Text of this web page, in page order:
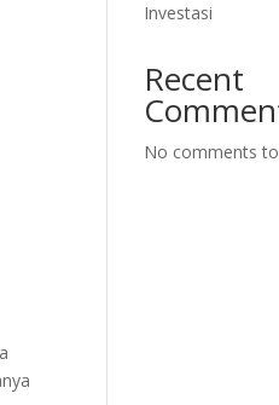
Investasi
Recent
No comments